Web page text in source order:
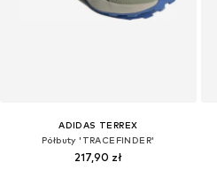
ADIDAS TERREX
Półbuty 'TRACEFINDER'
217,90 zł